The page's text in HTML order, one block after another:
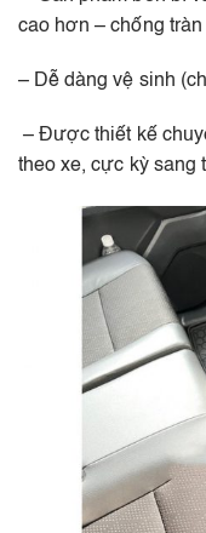
cao hơn – chống
– Dễ dàng vệ sinh
– Được thiết kế
theo xe, cực kỳ sang